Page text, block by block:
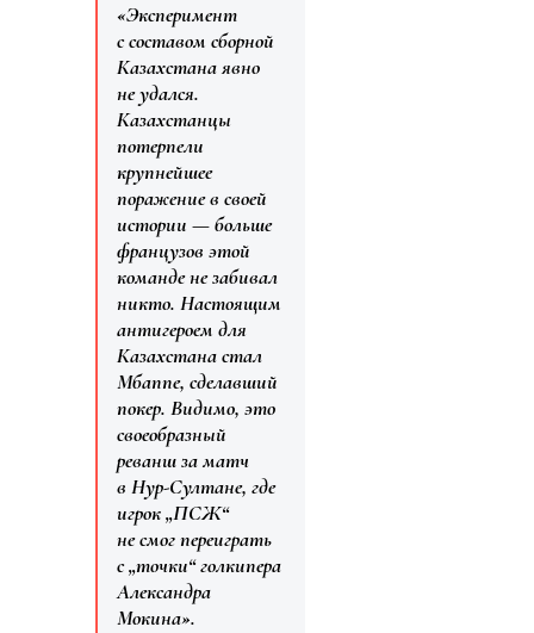
«Эксперимент
с составом сборной
Казахстана явно
не удался.
Казахстанцы
потерпели
крупнейшее
поражение в своей
истории — больше
французов этой
команде не забивал
никто. Настоящим
антигероем для
Казахстана стал
Мбаппе, сделавший
покер. Видимо, это
своеобразный
реванш за матч
в Нур-Султане, где
игрок „ПСЖ“
не смог переиграть
с „точки“ голкипера
Александра
Мокина».